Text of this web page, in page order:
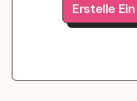
Erstelle